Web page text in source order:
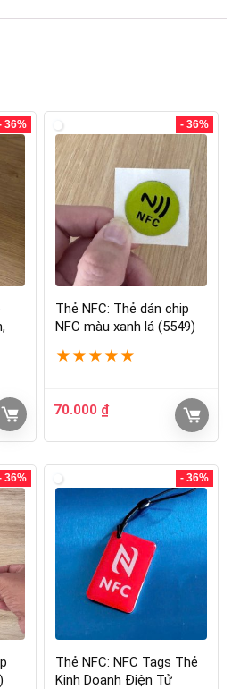
36% - 36%
Thẻ NFC: Thẻ dán chip
NFC màu xanh lá (5549)
★ ★ ★ ★ ★
70.000 ₫
36% - 36%
Thẻ NFC: NFC Tags Thẻ
Kinh Doanh Điện Tử